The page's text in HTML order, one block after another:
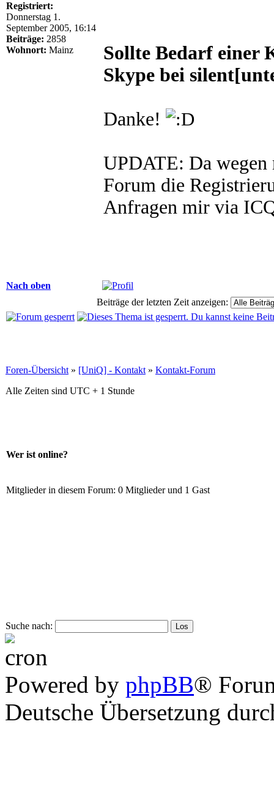
Registriert:
Donnerstag 1.
September 2005, 16:14
Beiträge: 2858
Wohnort: Mainz
Sollte Bedarf einer
Skype bei
Danke!
UPDATE: Da wegen
Forum die
Anfragen mir via
Nach oben
Beiträge der letzten Zeit anzeigen:
Foren-Übersicht » [UniQ] - Kontakt » Kontakt-Forum
Alle Zeiten sind UTC + 1 Stunde
Wer ist online?
Mitglieder in diesem Forum: 0 Mitglieder und 1 Gast
Suche nach:
Powered by phpBB®
Deutsche Übersetzung